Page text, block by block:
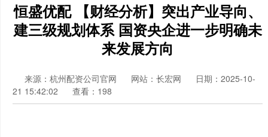
恒盛优配 【财经分析】突出产业导向、
建三级规划体系 国资央企进一步明确未
来发展方向
来源：杭州配资公司官网 网站：长宏网
日期：2025-10-
21 15:42:02
查看：198